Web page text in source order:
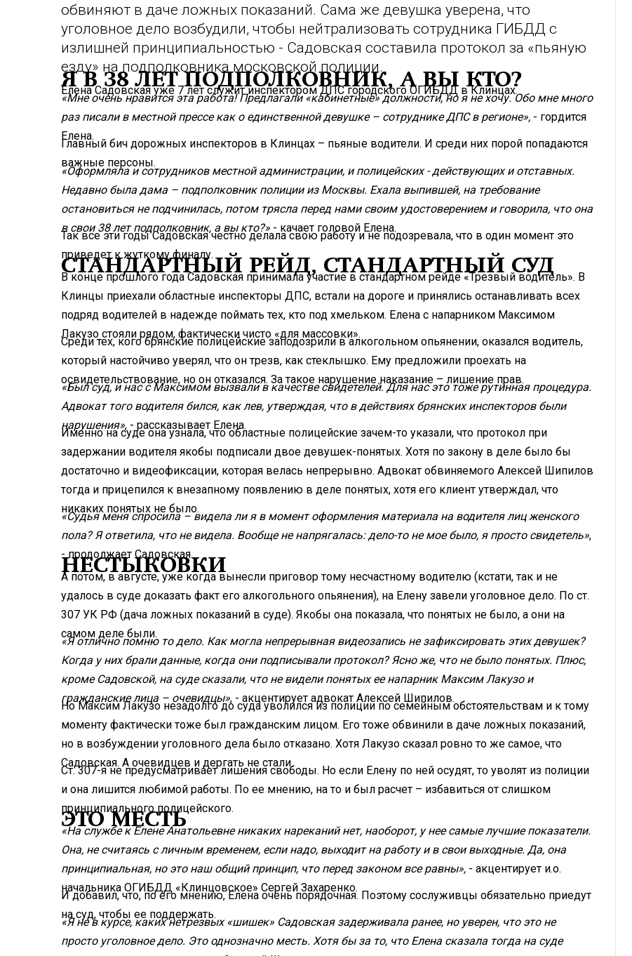
обвиняют в даче ложных показаний. Сама же девушка уверена, что
уголовное дело возбудили, чтобы нейтрализовать сотрудника ГИБДД с
излишней принципиальностью - Садовская составила протокол за «пьяную
езду» на подполковника московской полиции.
Я В 38 ЛЕТ ПОДПОЛКОВНИК, А ВЫ КТО?
Елена Садовская уже 7 лет служит инспектором ДПС городского ОГИБДД в Клинцах.
«Мне очень нравится эта работа! Предлагали «кабинетные» должности, но я не хочу. Обо мне много
раз писали в местной прессе как о единственной девушке – сотруднике ДПС в регионе», - гордится
Елена.
Главный бич дорожных инспекторов в Клинцах – пьяные водители. И среди них порой попадаются
важные персоны.
«Оформляла и сотрудников местной администрации, и полицейских - действующих и отставных.
Недавно была дама – подполковник полиции из Москвы. Ехала выпившей, на требование
остановиться не подчинилась, потом трясла перед нами своим удостоверением и говорила, что она
в свои 38 лет подполковник, а вы кто?» - качает головой Елена.
Так все эти годы Садовская честно делала свою работу и не подозревала, что в один момент это
приведет к жуткому финалу.
СТАНДАРТНЫЙ РЕЙД, СТАНДАРТНЫЙ СУД
В конце прошлого года Садовская принимала участие в стандартном рейде «Трезвый водитель». В
Клинцы приехали областные инспекторы ДПС, встали на дороге и принялись останавливать всех
подряд водителей в надежде поймать тех, кто под хмельком. Елена с напарником Максимом
Лакузо стояли рядом, фактически чисто «для массовки».
Среди тех, кого брянские полицейские заподозрили в алкогольном опьянении, оказался водитель,
который настойчиво уверял, что он трезв, как стеклышко. Ему предложили проехать на
освидетельствование, но он отказался. За такое нарушение наказание – лишение прав.
«Был суд, и нас с Максимом вызвали в качестве свидетелей. Для нас это тоже рутинная процедура.
Адвокат того водителя бился, как лев, утверждая, что в действиях брянских инспекторов были
нарушения», - рассказывает Елена.
Именно на суде она узнала, что областные полицейские зачем-то указали, что протокол при
задержании водителя якобы подписали двое девушек-понятых. Хотя по закону в деле было бы
достаточно и видеофиксации, которая велась непрерывно. Адвокат обвиняемого Алексей Шипилов
тогда и прицепился к внезапному появлению в деле понятых, хотя его клиент утверждал, что
никаких понятых не было.
«Судья меня спросила – видела ли я в момент оформления материала на водителя лиц женского
пола? Я ответила, что не видела. Вообще не напрягалась: дело-то не мое было, я просто свидетель»,
- продолжает Садовская.
НЕСТЫКОВКИ
А потом, в августе, уже когда вынесли приговор тому несчастному водителю (кстати, так и не
удалось в суде доказать факт его алкогольного опьянения), на Елену завели уголовное дело. По ст.
307 УК РФ (дача ложных показаний в суде). Якобы она показала, что понятых не было, а они на
самом деле были.
«Я отлично помню то дело. Как могла непрерывная видеозапись не зафиксировать этих девушек?
Когда у них брали данные, когда они подписывали протокол? Ясно же, что не было понятых. Плюс,
кроме Садовской, на суде сказали, что не видели понятых ее напарник Максим Лакузо и
гражданские лица – очевидцы», - акцентирует адвокат Алексей Шипилов.
Но Максим Лакузо незадолго до суда уволился из полиции по семейным обстоятельствам и к тому
моменту фактически тоже был гражданским лицом. Его тоже обвинили в даче ложных показаний,
но в возбуждении уголовного дела было отказано. Хотя Лакузо сказал ровно то же самое, что
Садовская. А очевидцев и дергать не стали.
Ст. 307-я не предусматривает лишения свободы. Но если Елену по ней осудят, то уволят из полиции
и она лишится любимой работы. По ее мнению, на то и был расчет – избавиться от слишком
принципиального полицейского.
ЭТО МЕСТЬ
«На службе к Елене Анатольевне никаких нареканий нет, наоборот, у нее самые лучшие показатели.
Она, не считаясь с личным временем, если надо, выходит на работу и в свои выходные. Да, она
принципиальная, но это наш общий принцип, что перед законом все равны», - акцентирует и.о.
начальника ОГИБДД «Клинцовское» Сергей Захаренко.
И добавил, что, по его мнению, Елена очень порядочная. Поэтому сослуживцы обязательно приедут
на суд, чтобы ее поддержать.
«Я не в курсе, каких нетрезвых «шишек» Садовская задерживала ранее, но уверен, что это не
просто уголовное дело. Это однозначно месть. Хотя бы за то, что Елена сказала тогда на суде